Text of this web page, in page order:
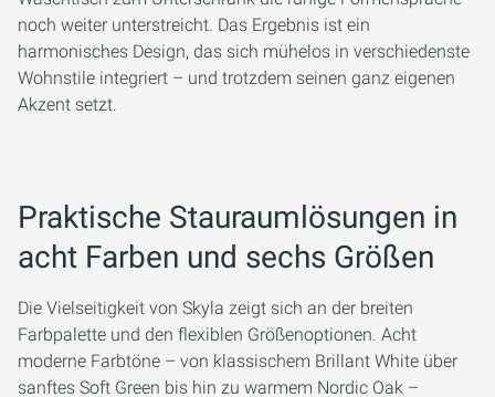
noch weiter unterstreicht. Das Ergebnis ist ein
harmonisches Design, das sich mühelos in verschiedenste
Wohnstile integriert – und trotzdem seinen ganz eigenen
Akzent setzt.
Praktische Stauraumlösungen in
acht Farben und sechs Größen
Die Vielseitigkeit von Skyla zeigt sich an der breiten
Farbpalette und den flexiblen Größenoptionen. Acht
moderne Farbtöne – von klassischem Brillant White über
sanftes Soft Green bis hin zu warmem Nordic Oak –